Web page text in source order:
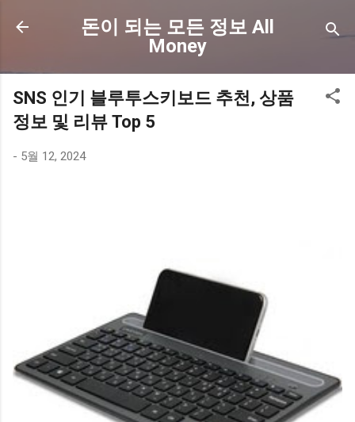
기본 콘텐츠로 건너뛰기
돈이 되는 모든 정보 All
Money
SNS 인기 블루투스키보드 추천, 상품
정보 및 리뷰 Top 5
- 5월 12, 2024